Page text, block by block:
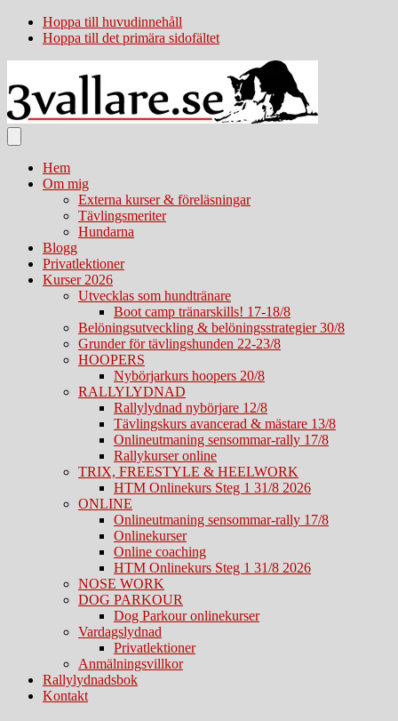
Hoppa till huvudinnehåll
Hoppa till det primära sidofältet
Hem
Om mig
Externa kurser & föreläsningar
Tävlingsmeriter
Hundarna
Blogg
Privatlektioner
Kurser 2026
Utvecklas som hundtränare
Boot camp tränarskills! 17-18/8
Belöningsutveckling & belöningsstrategier 30/8
Grunder för tävlingshunden 22-23/8
HOOPERS
Nybörjarkurs hoopers 20/8
RALLYLYDNAD
Rallylydnad nybörjare 12/8
Tävlingskurs avancerad & mästare 13/8
Onlineutmaning sensommar-rally 17/8
Rallykurser online
TRIX, FREESTYLE & HEELWORK
HTM Onlinekurs Steg 1 31/8 2026
ONLINE
Onlineutmaning sensommar-rally 17/8
Onlinekurser
Online coaching
HTM Onlinekurs Steg 1 31/8 2026
NOSE WORK
DOG PARKOUR
Dog Parkour onlinekurser
Vardagslydnad
Privatlektioner
Anmälningsvillkor
Rallylydnadsbok
Kontakt